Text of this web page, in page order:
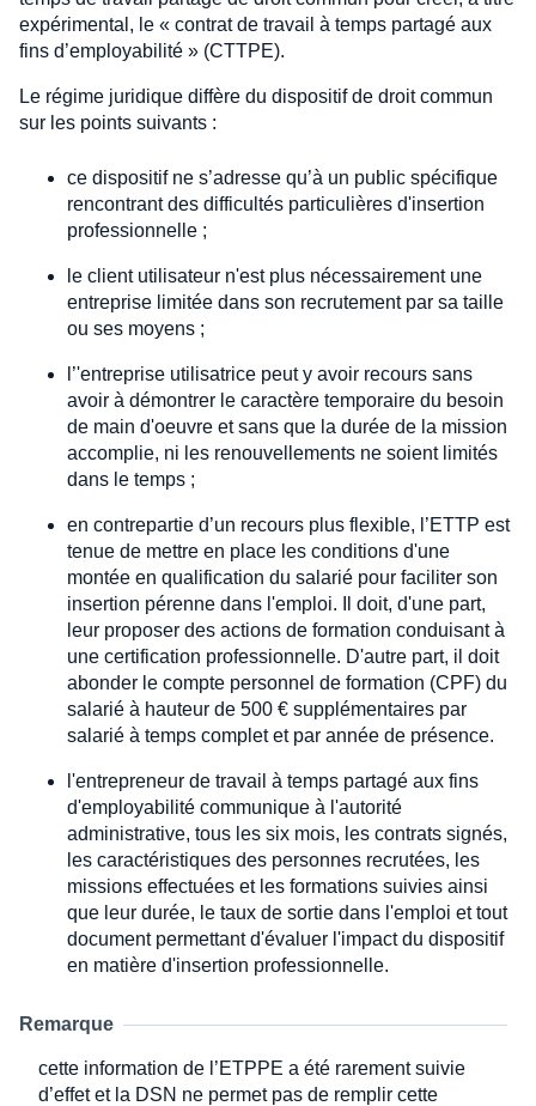
expérimental, le « contrat de travail à temps partagé aux
fins d’employabilité » (CTTPE).
Le régime juridique diffère du dispositif de droit commun
sur les points suivants :
ce dispositif ne s’adresse qu’à un public spécifique
rencontrant des difficultés particulières d'insertion
professionnelle ;
le client utilisateur n'est plus nécessairement une
entreprise limitée dans son recrutement par sa taille
ou ses moyens ;
l’'entreprise utilisatrice peut y avoir recours sans
avoir à démontrer le caractère temporaire du besoin
de main d'oeuvre et sans que la durée de la mission
accomplie, ni les renouvellements ne soient limités
dans le temps ;
en contrepartie d’un recours plus flexible, l’ETTP est
tenue de mettre en place les conditions d'une
montée en qualification du salarié pour faciliter son
insertion pérenne dans l'emploi. Il doit, d'une part,
leur proposer des actions de formation conduisant à
une certification professionnelle. D'autre part, il doit
abonder le compte personnel de formation (CPF) du
salarié à hauteur de 500 € supplémentaires par
salarié à temps complet et par année de présence.
l'entrepreneur de travail à temps partagé aux fins
d'employabilité communique à l'autorité
administrative, tous les six mois, les contrats signés,
les caractéristiques des personnes recrutées, les
missions effectuées et les formations suivies ainsi
que leur durée, le taux de sortie dans l'emploi et tout
document permettant d'évaluer l'impact du dispositif
en matière d'insertion professionnelle.
Remarque
cette information de l’ETPPE a été rarement suivie
d’effet et la DSN ne permet pas de remplir cette